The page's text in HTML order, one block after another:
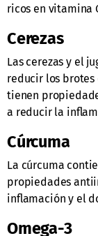
ricos en vitamina
Cerezas
Las cerezas y el
reducir los brotes
tienen
a reducir la
Cúrcuma
La cúrcuma
propiedades
inflamación y el
Omega-3